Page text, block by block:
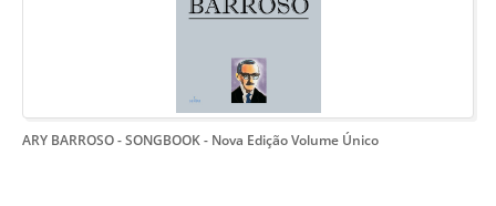
ARY BARROSO - SONGBOOK- Nova Edição Volume Único